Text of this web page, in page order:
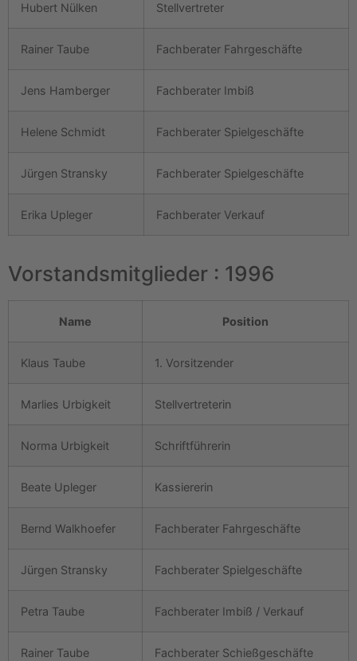
Hubert Nülken Stellvertreter
Rainer Taube Fachberater Fahrgeschäfte
Jens Hamberger Fachberater Imbiß
Helene Schmidt Fachberater Spielgeschäfte
Jürgen Stransky Fachberater Spielgeschäfte
Erika Upleger Fachberater Verkauf
Vorstandsmitglieder : 1996
Name Position
Klaus Taube 1. Vorsitzender
Marlies Urbigkeit Stellvertreterin
Norma Urbigkeit Schriftführerin
Beate Upleger Kassiererin
Bernd Walkhoefer Fachberater Fahrgeschäfte
Jürgen Stransky Fachberater Spielgeschäfte
Petra Taube Fachberater Imbiß / Verkauf
Rainer Taube Fachberater Schießgeschäfte